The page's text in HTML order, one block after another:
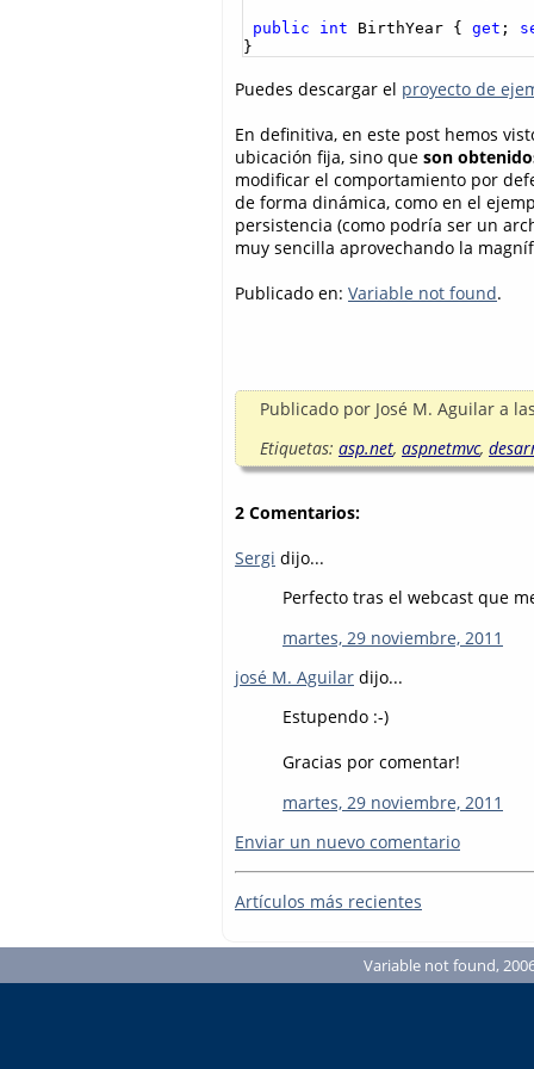
public int BirthYear { get ;
}
Puedes descargar el proyecto de
En definitiva, en este post hemos
ubicación fija, sino que son
modificar el comportamiento por
de forma dinámica, como en el
persistencia (como podría ser un
muy sencilla aprovechando la
Publicado en: Variable not found.
Publicado por José M. Aguilar a
Etiquetas: asp.net, aspnetmvc,
2 Comentarios:
Sergi dijo...
Perfecto tras el webcast que
martes, 29 noviembre, 2011
josé M. Aguilar dijo...
Estupendo :-)
Gracias por comentar!
martes, 29 noviembre, 2011
Enviar un nuevo comentario
Artículos más recientes
Variable not found,